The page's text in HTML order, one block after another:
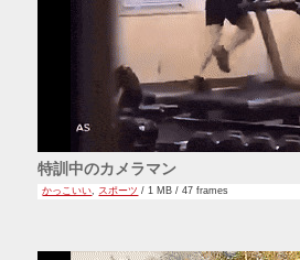
特訓中のカメラマン
かっこいい, スポーツ / 1 MB / 47 frames